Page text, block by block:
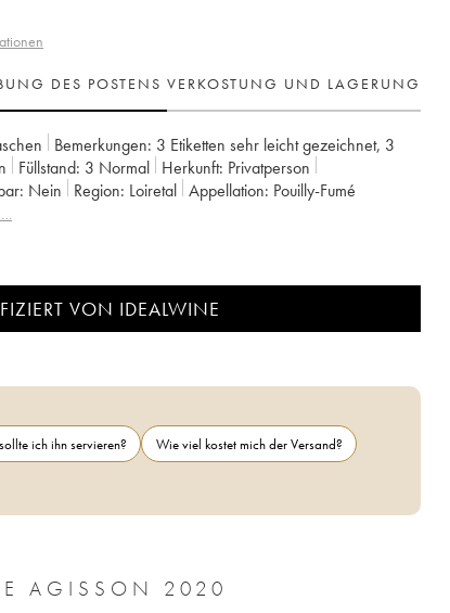
DES POSTENS VERKOSTUNG UND LAGERUNG
Bemerkungen: 3 Etiketten sehr leicht gezeichnet, 3
Füllstand: 3 Normal Herkunft:
privatperson
nein Region: Loiretal Appellation: Pouilly-Fumé
…
VON IDEALWINE
ich ihn servieren?
Wie viel kostet mich der Versand?
AGISSON 2020